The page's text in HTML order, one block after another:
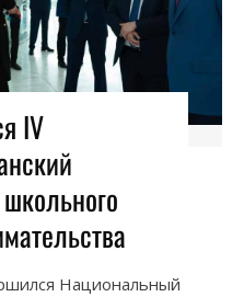
IV
Национальный